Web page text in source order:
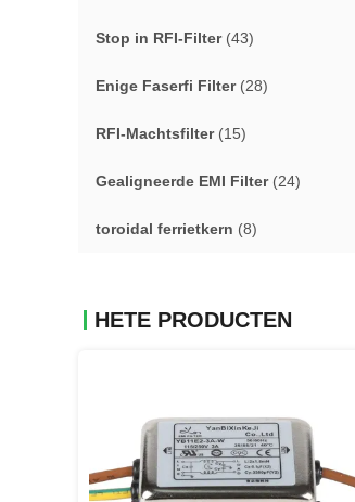
Stop in RFI-Filter(43)
Enige Faserfi Filter(28)
RFI-Machtsfilter(15)
Gealigneerde EMI Filter(24)
toroidal ferrietkern (8)
HETE PRODUCTEN